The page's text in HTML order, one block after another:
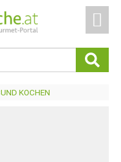
KOCHEN